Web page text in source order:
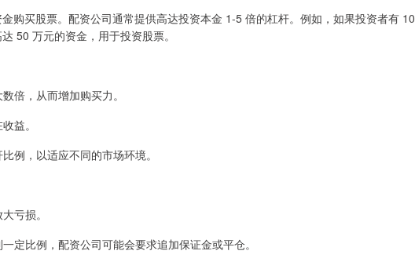
购买股票。配资公司通常提供高达投资本金 1-5 倍的杠杆。例如，如果投资者有 10
50 万元的资金，用于投资股票。
倍，从而增加购买力。
益。
例，以适应不同的市场环境。
亏损。
定比例，配资公司可能会要求追加保证金或平仓。